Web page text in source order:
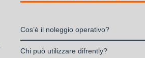
Cos’è il noleggio operativo?
Il noleggio, o locazione operativa, è una
Chi può utilizzare difrently?